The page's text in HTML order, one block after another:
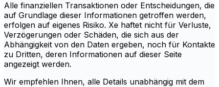
Alle finanziellen Transaktionen oder Entscheidungen, die
auf Grundlage dieser Informationen getroffen werden,
erfolgen auf eigenes Risiko. Xe haftet nicht für Verluste,
Verzögerungen oder Schäden, die sich aus der
Abhängigkeit von den Daten ergeben, noch für Kontakte
zu Dritten, deren Informationen auf dieser Seite
angezeigt werden.
Wir empfehlen Ihnen, alle Details unabhängig mit dem